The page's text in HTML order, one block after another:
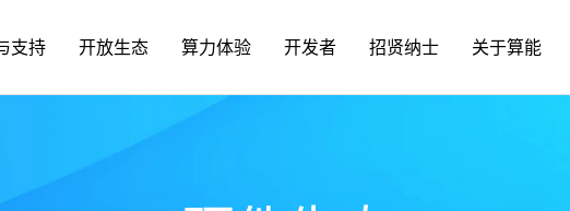
支持 开放生态 算力体验 开发者 招贤纳士 关于算能